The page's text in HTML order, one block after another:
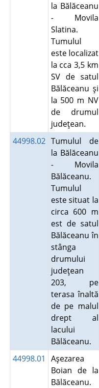
la Bălăceanu
- Movila
Slatina.
Tumulul
este localizat
la cca 3,5 km
SV de satul
Bălăceanu şi
la 500 m NV
de drumul
judeţean.
44998.02 Tumulul de
la Bălăceanu
- Movila
Bălăceanu.
Tumulul
este situat la
circa 600 m
est de satul
Bălăceanu în
stânga
drumului
judeţean
203, pe
terasa înaltă
de pe malul
drept al
lacului
Bălăceanu.
44998.01
Aşezarea
Boian de la
Bălăceanu.